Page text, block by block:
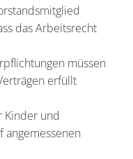
das Arbeitsrecht
müssen
erfüllt
Kinder und
angemessenen